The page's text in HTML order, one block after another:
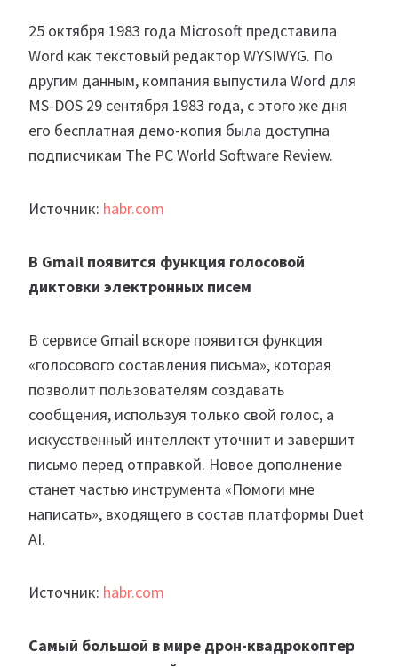
25 октября 1983 года Microsoft представила
Word как текстовый редактор WYSIWYG. По
другим данным, компания выпустила Word для
MS-DOS 29 сентября 1983 года, с этого же дня
его бесплатная демо-копия была доступна
подписчикам The PC World Software Review.
Источник: habr.com
В Gmail появится функция голосовой
диктовки электронных писем
В сервисе Gmail вскоре появится функция
«голосового составления письма», которая
позволит пользователям создавать
сообщения, используя только свой голос, а
искусственный интеллект уточнит и завершит
письмо перед отправкой. Новое дополнение
станет частью инструмента «Помоги мне
написать», входящего в состав платформы Duet
AI.
Источник: habr.com
Самый большой в мире дрон-квадрокоптер